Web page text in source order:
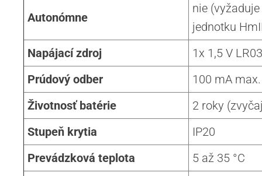
Autonómne
nie
jednotku
Napájací zdroj
1x 1,5 V
Prúdový odber
100 mA max.
Životnosť batérie
2 roky
Stupeň krytia
IP20
Prevádzková teplota
5 až 35 °C